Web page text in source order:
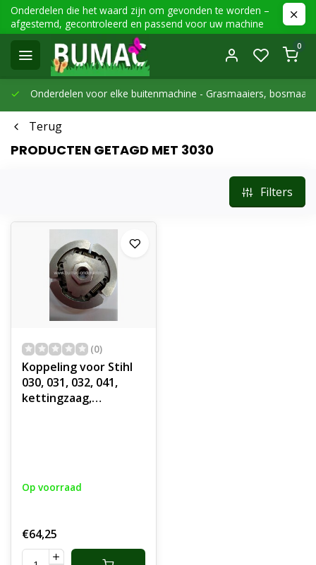
Onderdelen die het waard zijn om gevonden te worden –
afgestemd, gecontroleerd en passend voor uw machine
0
Onderdelen voor elke buitenmachine - Grasmaaiers,
Terug
PRODUCTEN GETAGD MET 3030
Filters
(0)
Koppeling voor Stihl
030, 031, 032, 041,
kettingzaag,
Op voorraad
€64,25